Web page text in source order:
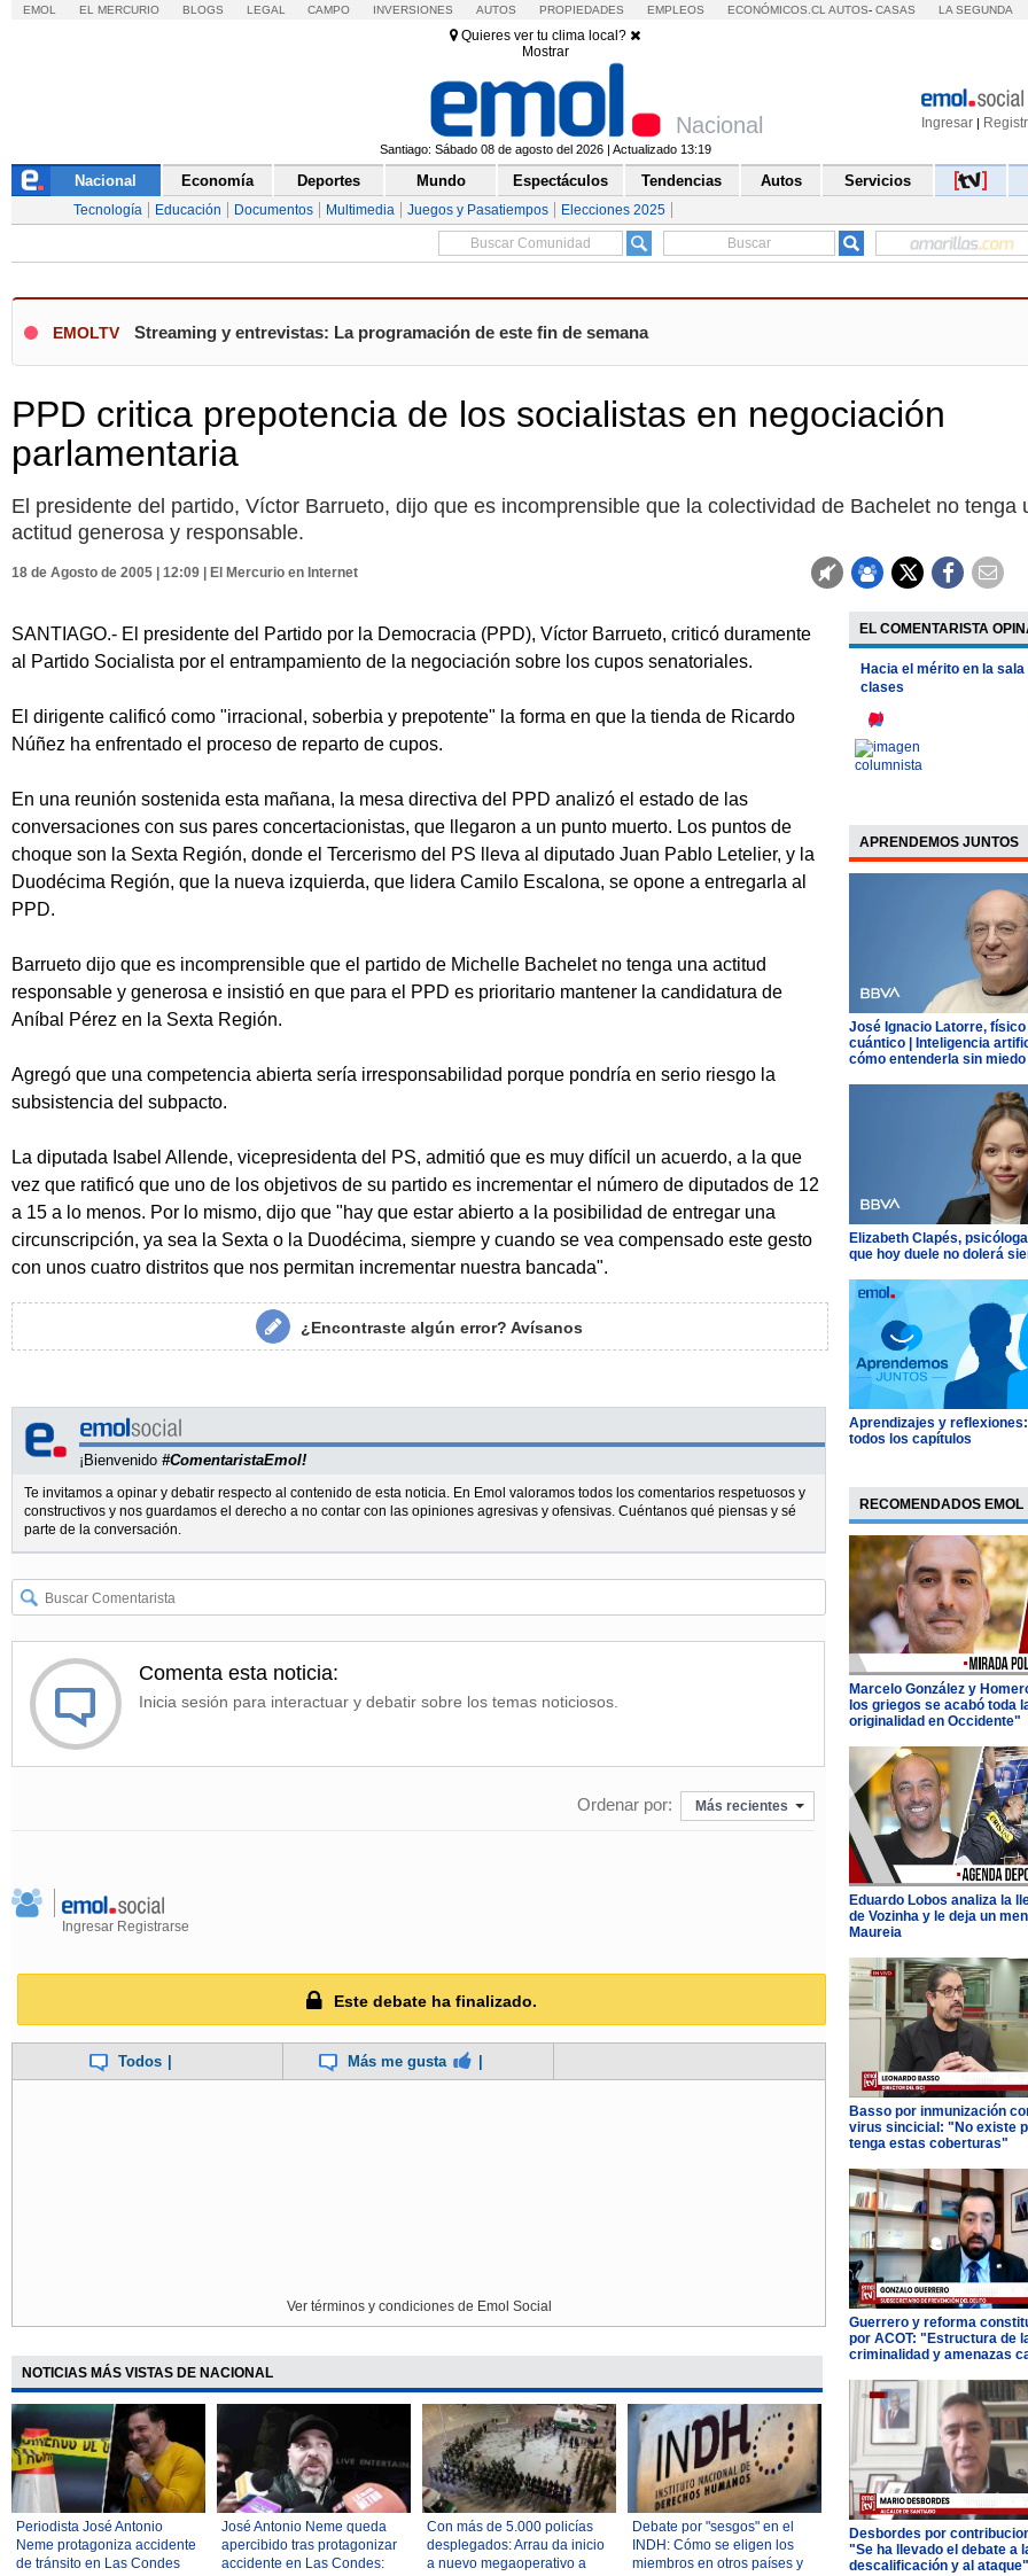
EMOL EL MERCURIO BLOGS LEGAL CAMPO INVERSIONES AUTOS PROPIEDADES EMPLEOS ECONÓMICOS.CL AUTOS- CASAS LA SEGUNDA
Quieres ver tu clima local?
Mostrar
Ingresar |
Nacional
Santiago: Sábado 08 de agosto del 2026 | Actualizado 13:19
Nacional Economía Deportes Mundo Espectáculos Tendencias Autos Servicios
Tecnología Educación Documentos Multimedia Juegos y Pasatiempos Elecciones 2025
EMOLTV Streaming y entrevistas: La programación de este fin de semana
PPD critica prepotencia de los socialistas en negociación
parlamentaria
El presidente del partido, Víctor Barrueto, dijo que es incomprensible que la colectividad de Bachelet no tenga
actitud generosa y responsable.
18 de Agosto de 2005 | 12:09 | El Mercurio en Internet
SANTIAGO.- El presidente del Partido por la Democracia (PPD), Víctor Barrueto, criticó duramente
al Partido Socialista por el entrampamiento de la negociación sobre los cupos senatoriales.
El dirigente calificó como "irracional, soberbia y prepotente" la forma en que la tienda de Ricardo
Núñez ha enfrentado el proceso de reparto de cupos.
En una reunión sostenida esta mañana, la mesa directiva del PPD analizó el estado de las
conversaciones con sus pares concertacionistas, que llegaron a un punto muerto. Los puntos de
choque son la Sexta Región, donde el Tercerismo del PS lleva al diputado Juan Pablo Letelier, y la
Duodécima Región, que la nueva izquierda, que lidera Camilo Escalona, se opone a entregarla al
PPD.
Barrueto dijo que es incomprensible que el partido de Michelle Bachelet no tenga una actitud
responsable y generosa e insistió en que para el PPD es prioritario mantener la candidatura de
Aníbal Pérez en la Sexta Región.
Agregó que una competencia abierta sería irresponsabilidad porque pondría en serio riesgo la
subsistencia del subpacto.
La diputada Isabel Allende, vicepresidenta del PS, admitió que es muy difícil un acuerdo, a la que
vez que ratificó que uno de los objetivos de su partido es incrementar el número de diputados de 12
a 15 a lo menos. Por lo mismo, dijo que "hay que estar abierto a la posibilidad de entregar una
circunscripción, ya sea la Sexta o la Duodécima, siempre y cuando se vea compensado este gesto
con unos cuatro distritos que nos permitan incrementar nuestra bancada".
¿Encontraste algún error?Avísanos
¡Bienvenido #ComentaristaEmol!
Te invitamos a opinar y debatir respecto al contenido de esta noticia. En Emol valoramos todos los comentarios respetuosos y
constructivos y nos guardamos el derecho a no contar con las opiniones agresivas y ofensivas. Cuéntanos qué piensas y sé
parte de la conversación.
Comenta esta noticia:
Inicia sesión para interactuar y debatir sobre los temas noticiosos.
Ordenar por: Más recientes
Ingresar Registrarse
Este debate ha finalizado.
Todos Más me gusta
Ver términos y condiciones de Emol Social
NOTICIAS MÁS VISTAS DE NACIONAL
Periodista José Antonio
Neme protagoniza accidente
de tránsito en Las Condes
José Antonio Neme queda
apercibido tras protagonizar
accidente en Las Condes:
Con más de 5.000 policías
desplegados: Arrau da inicio
a nuevo megaoperativo a
Debate por "sesgos" en el
INDH: Cómo se eligen los
miembros en otros países y
EL COMENTARISTA
Hacia el mérito en la sala
clases
APRENDEMOS JUNTOS
José Ignacio Latorre, físico
cuántico | Inteligencia
cómo entenderla sin miedo
Elizabeth Clapés,
que hoy duele no dolerá
Aprendizajes y
todos los capítulos
RECOMENDADOS EMOL
Marcelo González y
los griegos se acabó toda
originalidad en Occidente"
Eduardo Lobos analiza la
de Vozinha y le deja un
Maureia
Basso por inmunización
virus sincicial: "No existe
tenga estas coberturas"
Guerrero y reforma
por ACOT: "Estructura de
criminalidad y amenazas
Desbordes por
"Se ha llevado el debate a
descalificación y al ataque"